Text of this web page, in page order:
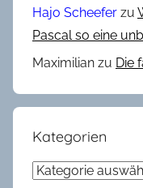
Hajo Scheefer zu
Pascal so eine
Maximilian zu Die
Kategorien
Kategorien